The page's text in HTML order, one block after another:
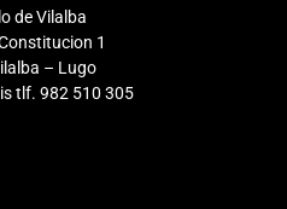
de Vilalba
1
– Lugo
tlf. 982 510 305